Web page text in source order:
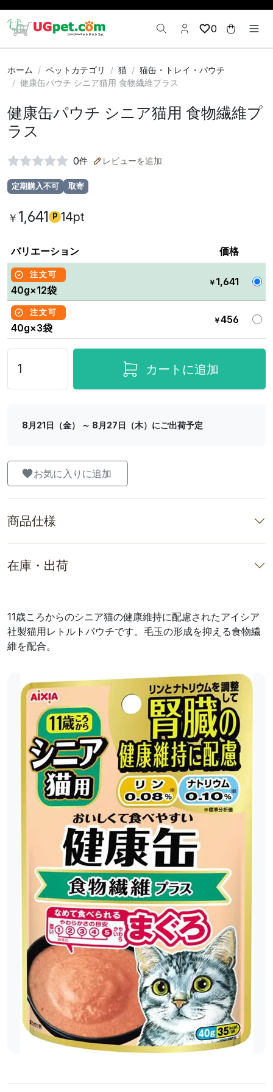
0
ホーム ペットカテゴリ 猫
猫缶・トレイ・パウチ
健康缶パウチ シニア猫用 食物繊維プラス
健康缶パウチ シニア猫用 食物繊維プ
ラス
0件 レビューを追加
定期購入不可 取寄
￥ 1,641 P 14pt
バリエーション 価格
注文可
40g×12袋
￥ 1,641
注文可
40g×3袋
￥456
カートに追加
8月21日（金） ～ 8月27日（木）にご出荷予定
お気に入りに追加
商品仕様
在庫・出荷
11歳ころからのシニア猫の健康維持に配慮されたアイシア
社製猫用レトルトパウチです。毛玉の形成を抑える食物繊
維を配合。